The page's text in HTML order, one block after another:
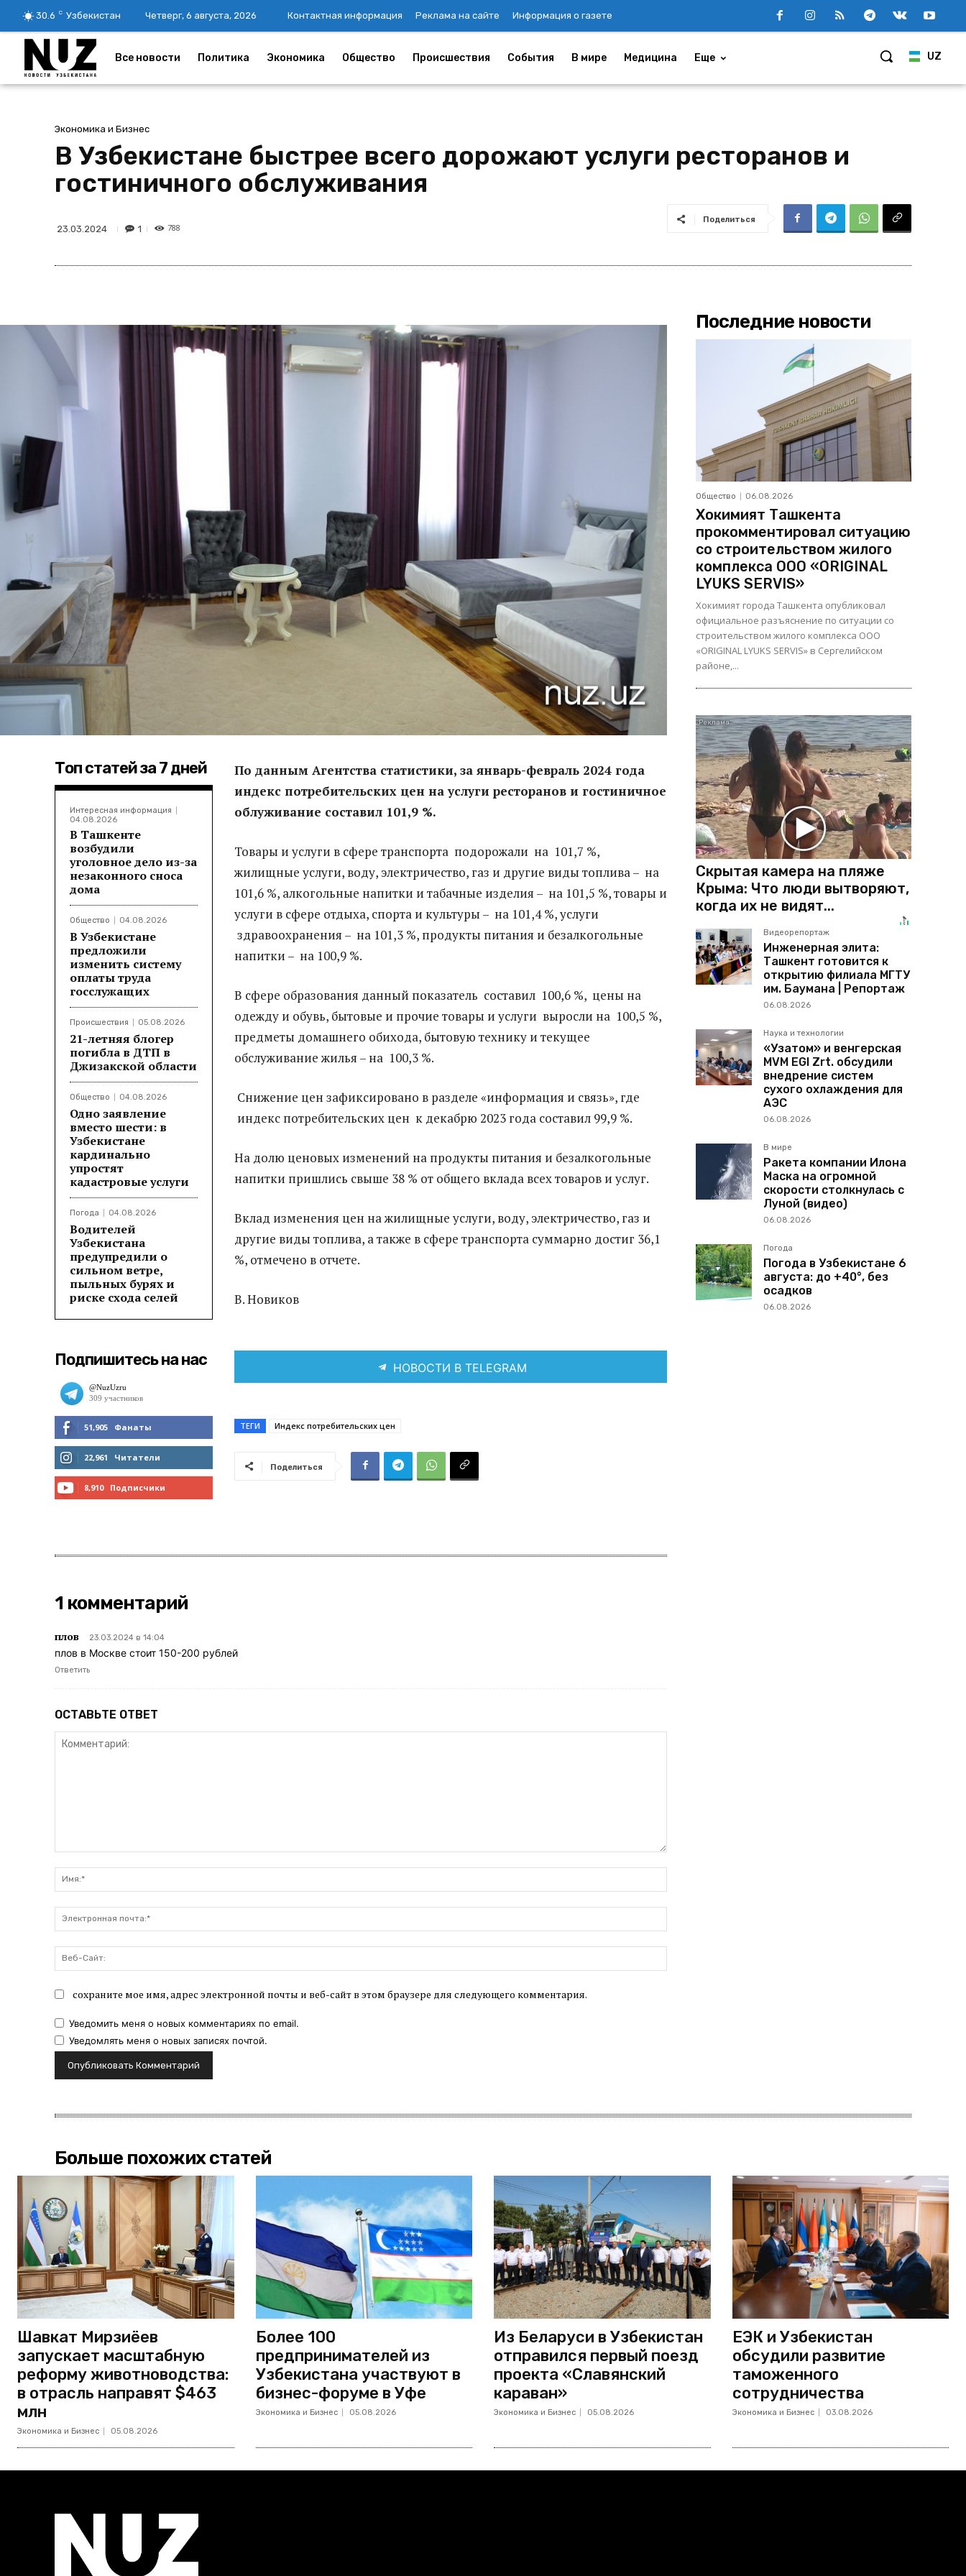
30.6 C Узбекистан Четверг, 6 августа, 2026 Контактная информация Реклама на сайте Информация о газете
UZ
Все новости Политика Экономика Общество Происшествия События В мире Медицина Еще
Экономика и Бизнес
В Узбекистане быстрее всего дорожают услуги ресторанов и
гостиничного обслуживания
23.03.2024 1 788
Поделиться
Топ статей за 7 дней
Интересная информация
04.08.2026
В Ташкенте
возбудили
уголовное дело из-за
незаконного сноса
дома
Общество 04.08.2026
В Узбекистане
предложили
изменить систему
оплаты труда
госслужащих
Происшествия 05.08.2026
21-летняя блогер
погибла в ДТП в
Джизакской области
Общество 04.08.2026
Одно заявление
вместо шести: в
Узбекистане
кардинально
упростят
кадастровые услуги
Погода 04.08.2026
Водителей
Узбекистана
предупредили о
сильном ветре,
пыльных бурях и
риске схода селей
Подпишитесь на нас
51,905 Фанаты
МНЕ НРАВИТСЯ
22,961 Читатели
8,910 Подписчики
По данным Агентства статистики, за январь-февраль 2024 года
индекс потребительских цен на услуги ресторанов и гостиничное
облуживание составил 101,9 %.
Товары и услуги в сфере транспорта подорожали на 101,7 %,
жилищные услуги, воду, электричество, газ и другие виды топлива – на
101,6 %, алкогольные напитки и табачные изделия – на 101,5 %, товары и
услуги в сфере отдыха, спорта и культуры – на 101,4 %, услуги
здравоохранения – на 101,3 %, продукты питания и безалкогольные
напитки – на 100,9 %.
В сфере образования данный показатель составил 100,6 %, цены на
одежду и обувь, бытовые и прочие товары и услуги выросли на 100,5 %,
предметы домашнего обихода, бытовую технику и текущее
обслуживание жилья – на 100,3 %.
Снижение цен зафиксировано в разделе «информация и связь», где
индекс потребительских цен к декабрю 2023 года составил 99,9 %.
На долю ценовых изменений на продукты питания и безалкогольные
напитки пришлись свыше 38 % от общего вклада всех товаров и услуг.
Вклад изменения цен на жилищные услуги, воду, электричество, газ и
другие виды топлива, а также в сфере транспорта суммарно достиг 36,1
%, отмечено в отчете.
В. Новиков
НОВОСТИ В TELEGRAM
ТЕГИ Индекс потребительских цен
Поделиться
1 комментарий
плов 23.03.2024 в 14:04
плов в Москве стоит 150-200 рублей
Ответить
ОСТАВЬТЕ ОТВЕТ
почта:*
Сайт:
сохраните мое имя, адрес электронной почты и веб-сайт в этом браузере для следующего комментария.
Уведомить меня о новых комментариях по email.
Уведомлять меня о новых записях почтой.
Последние новости
Общество 06.08.2026
Хокимият Ташкента
прокомментировал ситуацию
со строительством жилого
комплекса ООО «ORIGINAL
LYUKS SERVIS»
Хокимият города Ташкента опубликовал
официальное разъяснение по ситуации со
строительством жилого комплекса ООО
«ORIGINAL LYUKS SERVIS» в Сергелийском
районе,...
Скрытая камера на пляже
Крыма: Что люди вытворяют,
когда их не видят...
Видеорепортаж
Инженерная элита:
Ташкент готовится к
открытию филиала МГТУ
им. Баумана | Репортаж
06.08.2026
Наука и технологии
«Узатом» и венгерская
MVM EGI Zrt. обсудили
внедрение систем
сухого охлаждения для
АЭС
06.08.2026
В мире
Ракета компании Илона
Маска на огромной
скорости столкнулась с
Луной (видео)
06.08.2026
Погода
Погода в Узбекистане 6
августа: до +40°, без
осадков
06.08.2026
Больше похожих статей
Шавкат Мирзиёев
запускает масштабную
реформу животноводства:
в отрасль направят $463
млн
Экономика и Бизнес 05.08.2026
Более 100
предпринимателей из
Узбекистана участвуют в
бизнес-форуме в Уфе
Экономика и Бизнес 05.08.2026
Из Беларуси в Узбекистан
отправился первый поезд
проекта «Славянский
караван»
Экономика и Бизнес 05.08.2026
ЕЭК и Узбекистан
обсудили развитие
таможенного
сотрудничества
Экономика и Бизнес 03.08.2026